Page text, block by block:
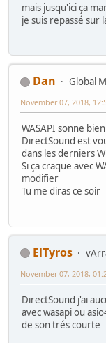
mais jusqu'ici ça
je suis repassé sur
Dan
Global
November 07, 2018,
WASAPI sonne
DirectSound est
dans les derniers
Si ça craque avec
modifier
Tu me diras ce soir
ElTyros
November 07, 2018,
DirectSound j'ai
avec wasapi ou
de son trés courte